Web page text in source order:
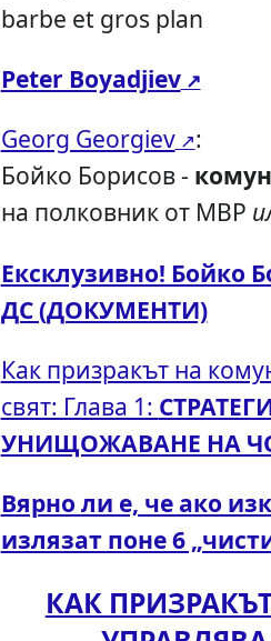
barbe et gros plan
Peter Boyadjiev
Georg Georgiev
:
Бойко Борисов -
на полковник от МВР
Ексклузивно! Бойко
ДС (ДОКУМЕНТИ)
Как призракът на
свят: Глава 1:
УНИЩОЖАВАНЕ НА
Вярно ли е, че ако
излязат поне 6
КАК